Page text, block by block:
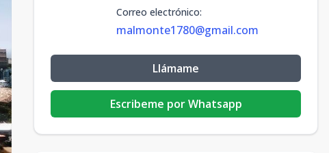
Correo electrónico:
malmonte1780@gmail.com
Llámame
Escribeme por Whatsapp